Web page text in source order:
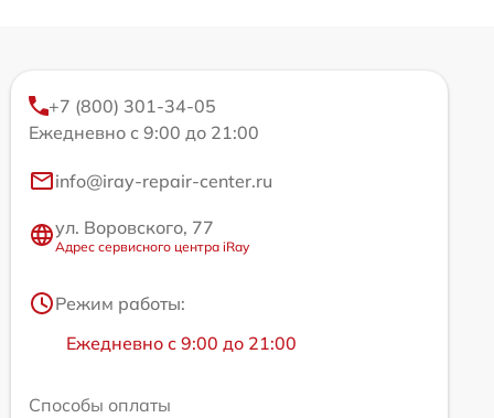
+7 (800) 301-34-05
Ежедневно с 9:00 до 21:00
info@iray-repair-center.ru
ул. Воровского, 77
Адрес сервисного центра iRay
Режим работы:
Ежедневно с 9:00 до 21:00
Способы оплаты